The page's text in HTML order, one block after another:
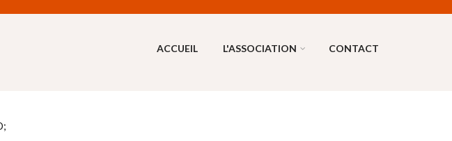
ACCUEIL L'ASSOCIATION CONTACT